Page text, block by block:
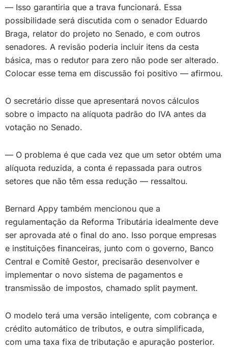
— Isso garantiria que a trava funcionará. Essa
possibilidade será discutida com o senador Eduardo
Braga, relator do projeto no Senado, e com outros
senadores. A revisão poderia incluir itens da cesta
básica, mas o redutor para zero não pode ser alterado.
Colocar esse tema em discussão foi positivo — afirmou.
O secretário disse que apresentará novos cálculos
sobre o impacto na alíquota padrão do IVA antes da
votação no Senado.
— O problema é que cada vez que um setor obtém uma
alíquota reduzida, a conta é repassada para outros
setores que não têm essa redução — ressaltou.
Bernard Appy também mencionou que a
regulamentação da Reforma Tributária idealmente deve
ser aprovada até o final do ano. Isso porque empresas
e instituições financeiras, junto com o governo, Banco
Central e Comitê Gestor, precisarão desenvolver e
implementar o novo sistema de pagamentos e
transmissão de impostos, chamado split payment.
O modelo terá uma versão inteligente, com cobrança e
crédito automático de tributos, e outra simplificada,
com uma taxa fixa de tributação e apuração posterior.